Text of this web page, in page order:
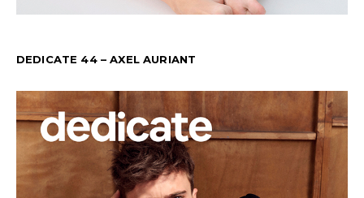
DEDICATE 44 – AXEL AURIANT